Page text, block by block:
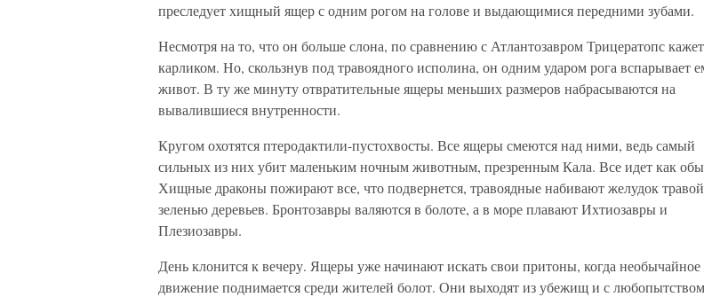
преследует хищный ящер с одним рогом на голове и выдающимися передними зубами.
Несмотря на то, что он больше слона, по сравнению с Атлантозавром Трицератопс
карликом. Но, скользнув под травоядного исполина, он одним ударом рога вспарывает
живот. В ту же минуту отвратительные ящеры меньших размеров набрасываются на
вывалившиеся внутренности.
Кругом охотятся птеродактили-пустохвосты. Все ящеры смеются над ними, ведь самый
сильных из них убит маленьким ночным животным, презренным Кала. Все идет как
Хищные драконы пожирают все, что подвернется, травоядные набивают желудок
зеленью деревьев. Бронтозавры валяются в болоте, а в море плавают Ихтиозавры и
Плезиозавры.
День клонится к вечеру. Ящеры уже начинают искать свои притоны, когда необычайное
движение поднимается среди жителей болот. Они выходят из убежищ и с любопытством